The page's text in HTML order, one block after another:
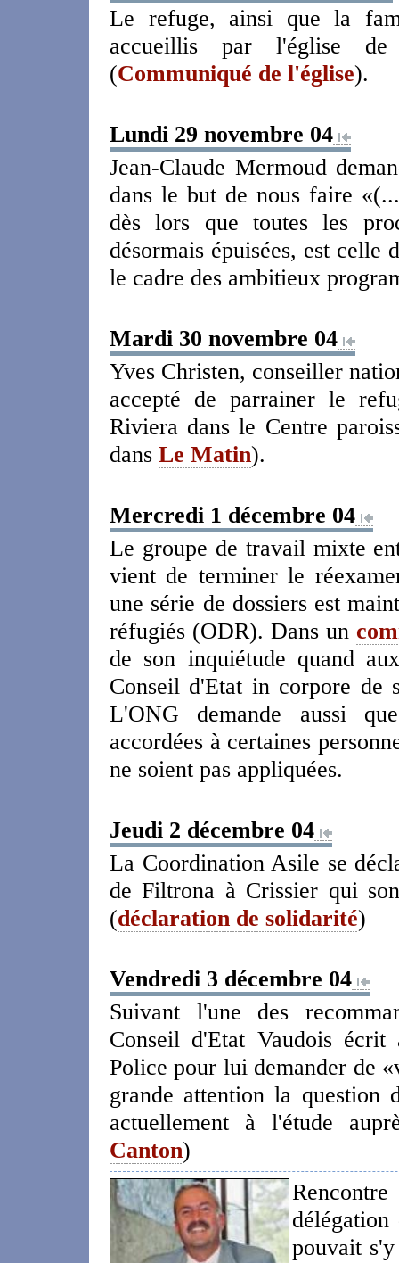
Le refuge, ainsi que la
accueillis par l'église
(Communiqué de l'église).
Lundi 29 novembre 04
Jean-Claude Mermoud
dans le but de nous faire
dès lors que toutes les
désormais épuisées, est celle
le cadre des ambitieux
Mardi 30 novembre 04
Yves Christen, conseiller
accepté de parrainer le
Riviera dans le Centre
dans Le Matin).
Mercredi 1 décembre 04
Le groupe de travail mixte
vient de terminer le
une série de dossiers est
réfugiés (ODR). Dans un
de son inquiétude quand
Conseil d'Etat in corpore de
L'ONG demande aussi
accordées à certaines
ne soient pas appliquées.
Jeudi 2 décembre 04
La Coordination Asile se
de Filtrona à Crissier qui
(déclaration de solidarité)
Vendredi 3 décembre 04
Suivant l'une des
Conseil d'Etat Vaudois
Police pour lui demander de
grande attention la question
actuellement à l'étude
Canton)
pouvait